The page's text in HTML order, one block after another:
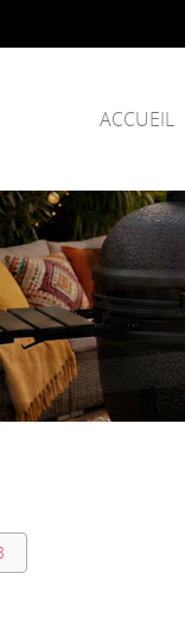
ACCUEIL